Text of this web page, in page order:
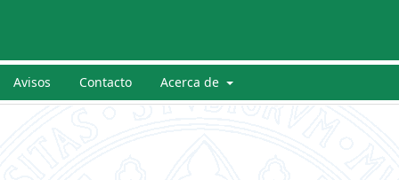
Avisos Contacto Acerca de